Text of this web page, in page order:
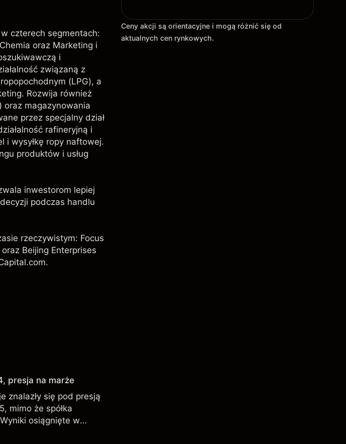
czterech segmentach:
oraz Marketing i
i
związaną z
(LPG), a
Rozwija również
oraz magazynowania
przez specjalny dział
rafineryjną i
i wysyłkę ropy naftowej.
produktów i usług
inwestorom lepiej
podczas handlu
rzeczywistym: Focus
oraz Beijing Enterprises
presja na marże
znalazły się pod presją
mimo że spółka
osiągnięte w
rezultatów.
Ceny akcji są orientacyjne i mogą różnić się od
aktualnych cen rynkowych.